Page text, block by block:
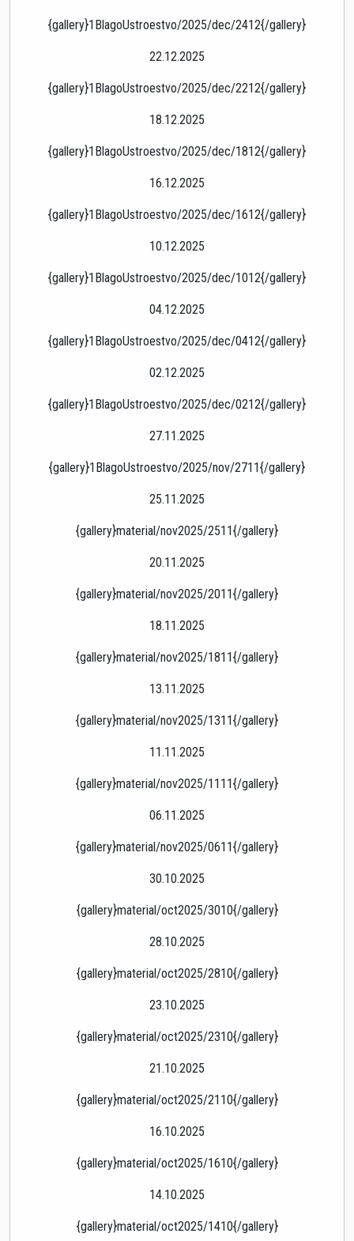
{gallery}1BlagoUstroestvo/2025/dec/2412{/gallery}
22.12.2025
{gallery}1BlagoUstroestvo/2025/dec/2212{/gallery}
18.12.2025
{gallery}1BlagoUstroestvo/2025/dec/1812{/gallery}
16.12.2025
{gallery}1BlagoUstroestvo/2025/dec/1612{/gallery}
10.12.2025
{gallery}1BlagoUstroestvo/2025/dec/1012{/gallery}
04.12.2025
{gallery}1BlagoUstroestvo/2025/dec/0412{/gallery}
02.12.2025
{gallery}1BlagoUstroestvo/2025/dec/0212{/gallery}
27.11.2025
{gallery}1BlagoUstroestvo/2025/nov/2711{/gallery}
25.11.2025
{gallery}material/nov2025/2511{/gallery}
20.11.2025
{gallery}material/nov2025/2011{/gallery}
18.11.2025
{gallery}material/nov2025/1811{/gallery}
13.11.2025
{gallery}material/nov2025/1311{/gallery}
11.11.2025
{gallery}material/nov2025/1111{/gallery}
06.11.2025
{gallery}material/nov2025/0611{/gallery}
30.10.2025
{gallery}material/oct2025/3010{/gallery}
28.10.2025
{gallery}material/oct2025/2810{/gallery}
23.10.2025
{gallery}material/oct2025/2310{/gallery}
21.10.2025
{gallery}material/oct2025/2110{/gallery}
16.10.2025
{gallery}material/oct2025/1610{/gallery}
14.10.2025
{gallery}material/oct2025/1410{/gallery}